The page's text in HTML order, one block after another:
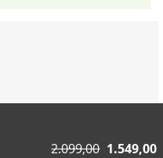
2.099,00 1.549,00